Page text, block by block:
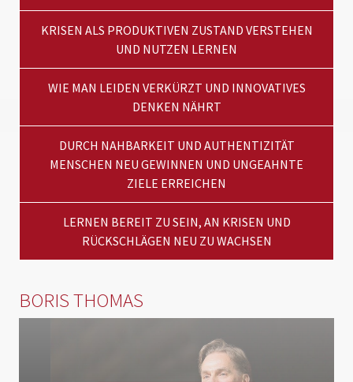
KRISEN ALS PRODUKTIVEN ZUSTAND VERSTEHEN
UND NUTZEN LERNEN
WIE MAN LEIDEN VERKÜRZT UND INNOVATIVES
DENKEN NÄHRT
DURCH NAHBARKEIT UND AUTHENTIZITÄT
MENSCHEN NEU GEWINNEN UND UNGEAHNTE
ZIELE ERREICHEN
LERNEN BEREIT ZU SEIN, AN KRISEN UND
RÜCKSCHLÄGEN NEU ZU WACHSEN
BORIS THOMAS